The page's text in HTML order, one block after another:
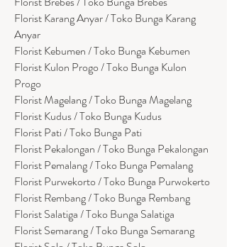
Florist Karang Anyar / Toko Bunga Karang
Anyar
Florist Kebumen / Toko Bunga Kebumen
Florist Kulon Progo / Toko Bunga Kulon
Progo
Florist Magelang / Toko Bunga Magelang
Florist Kudus / Toko Bunga Kudus
Florist Pati / Toko Bunga Pati
Florist Pekalongan / Toko Bunga Pekalongan
Florist Pemalang / Toko Bunga Pemalang
Florist Purwekorto / Toko Bunga Purwokerto
Florist Rembang / Toko Bunga Rembang
Florist Salatiga / Toko Bunga Salatiga
Florist Semarang / Toko Bunga Semarang